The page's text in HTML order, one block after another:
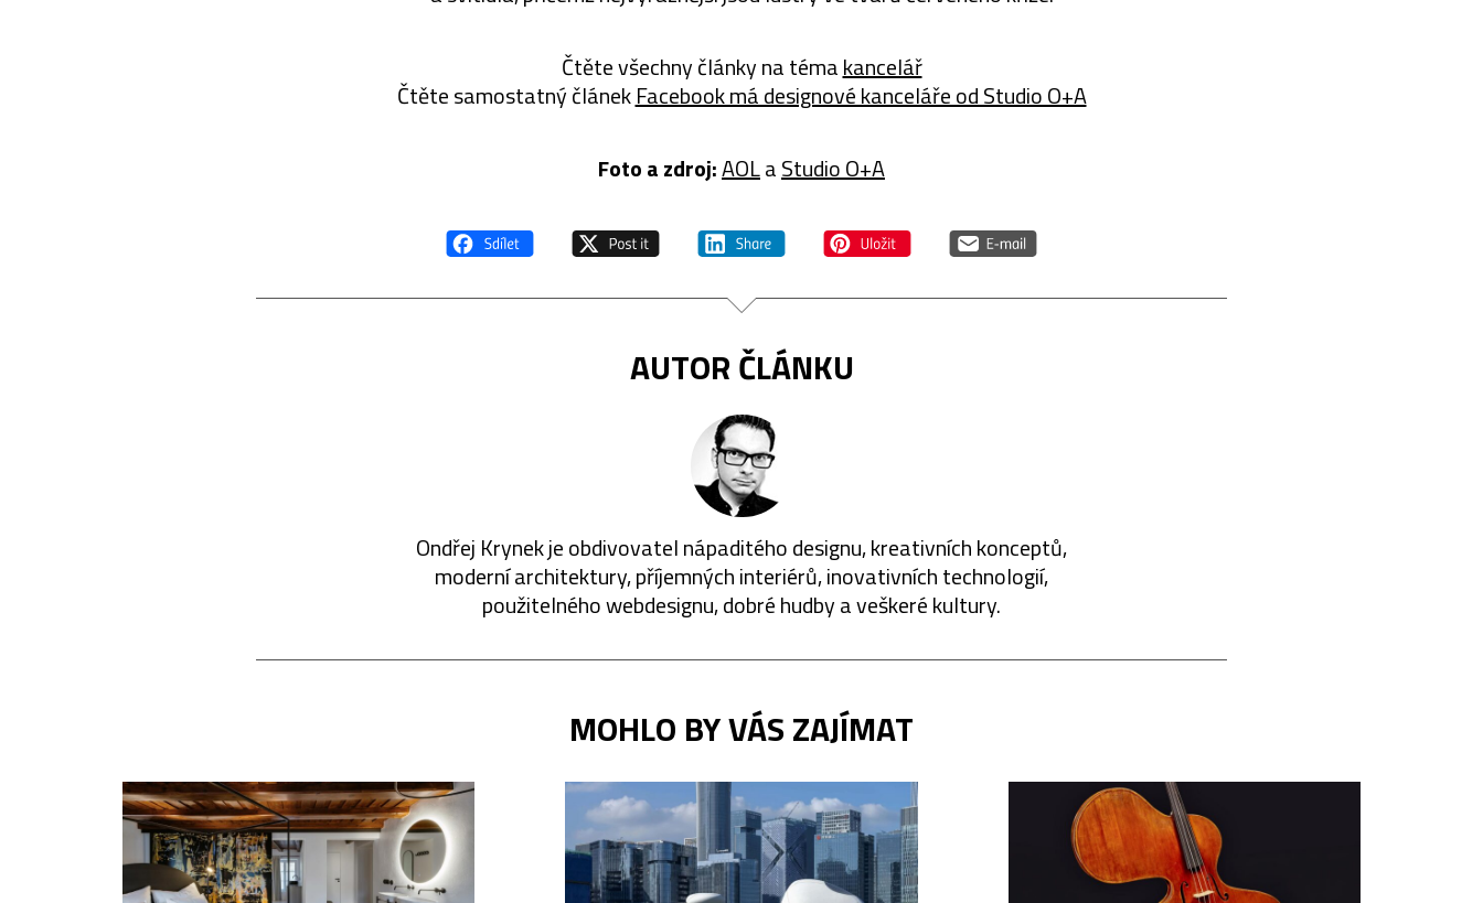
Čtěte všechny články na témakancelář
Čtěte samostatný článekFacebook má designové kanceláře od Studio O+A
Foto a zdroj:AOLaStudio O+A
AUTOR ČLÁNKU
Ondřej Krynek je obdivovatel nápaditého designu, kreativních konceptů,
moderní architektury, příjemných interiérů, inovativních technologií,
použitelného webdesignu, dobré hudby a veškeré kultury.
MOHLO BY VÁS ZAJÍMAT